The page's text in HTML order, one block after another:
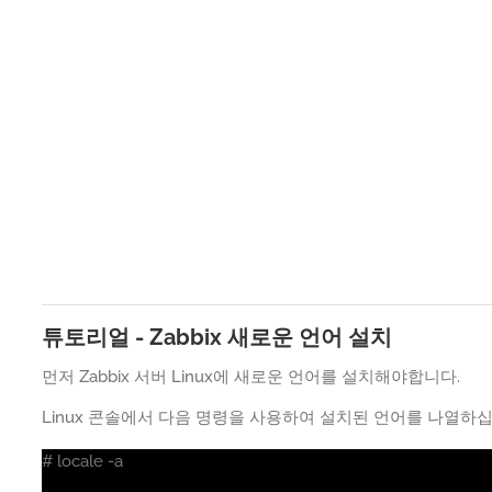
튜토리얼 - Zabbix 새로운 언어 설치
먼저 Zabbix 서버 Linux에 새로운 언어를 설치해야합니다.
Linux 콘솔에서 다음 명령을 사용하여 설치된 언어를 나열하
# locale -a